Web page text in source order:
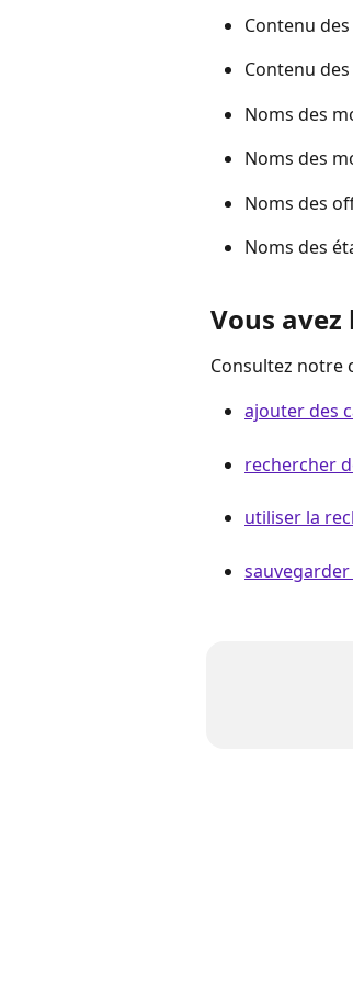
Contenu
Contenu des
Noms des
Noms des
Noms des
Noms des
Vous avez
Consultez notre
ajouter des
rechercher
utiliser la